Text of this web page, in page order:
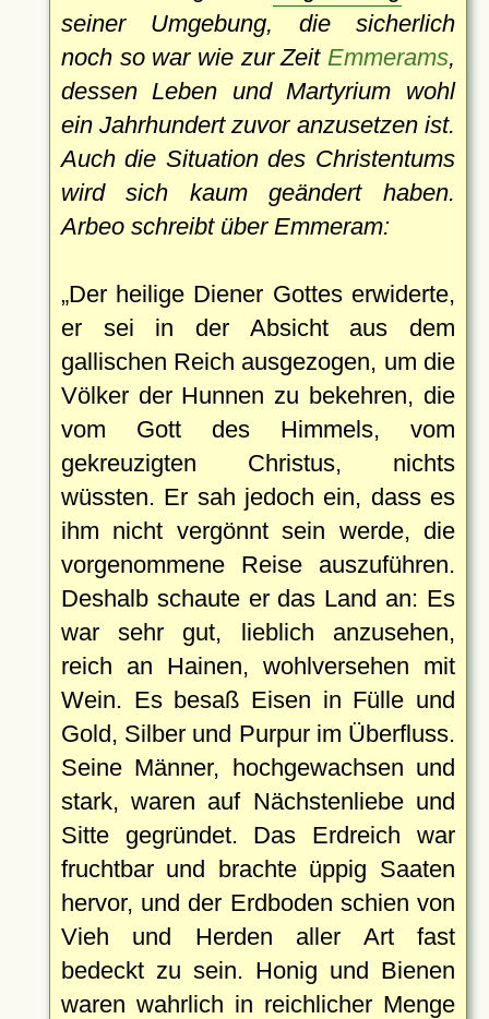
seiner Umgebung, die sicherlich
noch so war wie zur Zeit Emmerams,
dessen Leben und Martyrium wohl
ein Jahrhundert zuvor anzusetzen ist.
Auch die Situation des Christentums
wird sich kaum geändert haben.
Arbeo schreibt über Emmeram:
Der heilige Diener Gottes erwiderte,
er sei in der Absicht aus dem
gallischen Reich ausgezogen, um die
Völker der Hunnen zu bekehren, die
vom Gott des Himmels, vom
gekreuzigten Christus, nichts
wüssten. Er sah jedoch ein, dass es
ihm nicht vergönnt sein werde, die
vorgenommene Reise auszuführen.
Deshalb schaute er das Land an: Es
war sehr gut, lieblich anzusehen,
reich an Hainen, wohlversehen mit
Wein. Es besaß Eisen in Fülle und
Gold, Silber und Purpur im Überfluss.
Seine Männer, hochgewachsen und
stark, waren auf Nächstenliebe und
Sitte gegründet. Das Erdreich war
fruchtbar und brachte üppig Saaten
hervor, und der Erdboden schien von
Vieh und Herden aller Art fast
bedeckt zu sein. Honig und Bienen
waren wahrlich in reichlicher Menge